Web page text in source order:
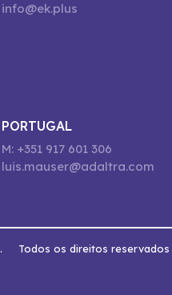
info@ek.plus
PORTUGAL
M: +351 917 601 306
luis.mauser@adaltra.com
Todos os direitos reservados